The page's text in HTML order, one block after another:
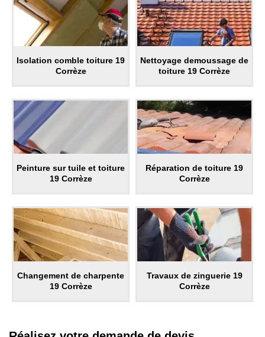
Isolation comble toiture 19
Corrèze
Nettoyage demoussage de
toiture 19 Corrèze
Peinture sur tuile et toiture
19 Corrèze
Réparation de toiture 19
Corrèze
Changement de charpente
19 Corrèze
Travaux de zinguerie 19
Corrèze